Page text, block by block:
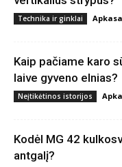
Technika ir ginklai
Kaip pačiame karo
laive gyveno elnias?
Neįtikėtinos istorijos
Kodėl MG 42
antgalį?